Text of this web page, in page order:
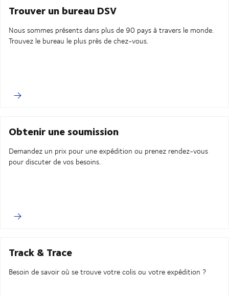
Trouver un bureau DSV
Nous sommes présents dans plus de 90 pays à travers le monde.
Trouvez le bureau le plus près de chez-vous.
Obtenir une soumission
Demandez un prix pour une expédition ou prenez rendez-vous
pour discuter de vos besoins.
Track & Trace
Besoin de savoir où se trouve votre colis ou votre expédition ?